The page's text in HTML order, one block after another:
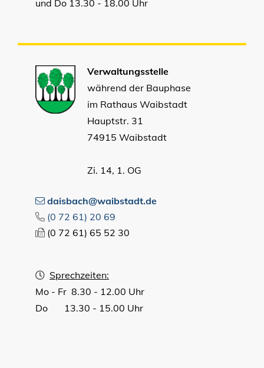
und Do 13.30 - 18.00 Uhr
Verwaltungsstelle
während der Bauphase
im Rathaus Waibstadt
Hauptstr. 31
74915 Waibstadt
Zi. 14, 1. OG
daisbach@waibstadt.de
(0 72 61) 20 69
(0 72 61) 65 52 30
Sprechzeiten:
Mo - Fr 8.30 - 12.00 Uhr
Do 13.30 - 15.00 Uhr